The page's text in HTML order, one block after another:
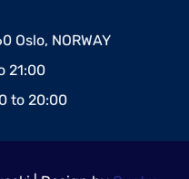
Oslo, NORWAY
21:00
to 20:00